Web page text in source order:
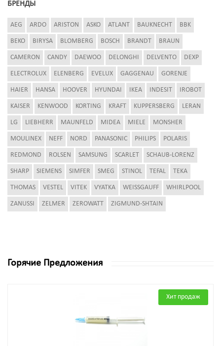
БРЕНДЫ
AEG ARDO ARISTON ASKO ATLANT BAUKNECHT BBK
BEKO BIRYSA BLOMBERG BOSCH BRANDT BRAUN
CAMERON CANDY DAEWOO DELONGHI DELVENTO DEXP
ELECTROLUX ELENBERG EVELUX GAGGENAU GORENJE
HAIER HANSA HOOVER HYUNDAI IKEA INDESIT IROBOT
KAISER KENWOOD KORTING KRAFT KUPPERSBERG LERAN
LG LIEBHERR MAUNFELD MIDEA MIELE MONSHER
MOULINEX NEFF NORD PANASONIC PHILIPS POLARIS
REDMOND ROLSEN SAMSUNG SCARLET SCHAUB-LORENZ
SHARP SIEMENS SIMFER SMEG STINOL TEFAL TEKA
THOMAS VESTEL VITEK VYATKA WEISSGAUFF WHIRLPOOL
ZANUSSI ZELMER ZEROWATT ZIGMUND-SHTAIN
Горячие Предложения
Хит продаж